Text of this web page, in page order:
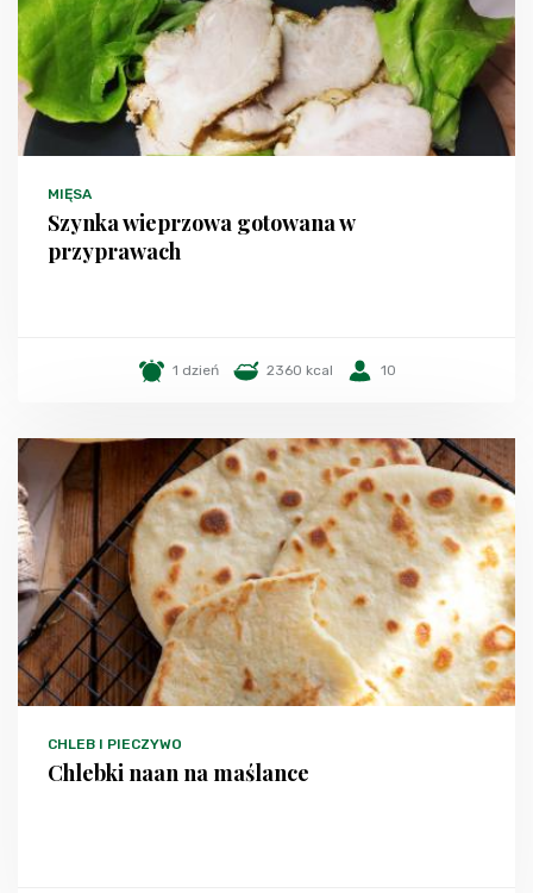
MIĘSA
Szynka wieprzowa gotowana w
przyprawach
1 dzień 2360 kcal 10
CHLEB I PIECZYWO
Chlebki naan na maślance